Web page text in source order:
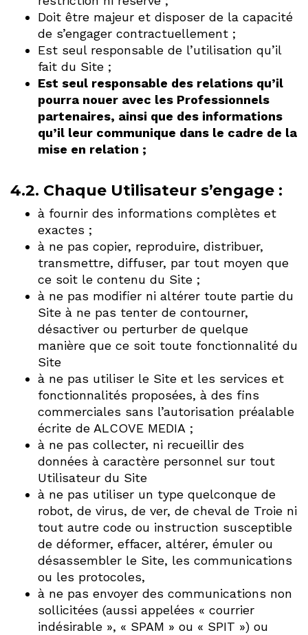
Doit être majeur et disposer de la capacité
de s’engager contractuellement ;
Est seul responsable de l’utilisation qu’il
fait du Site ;
Est seul responsable des relations qu’il
pourra nouer avec les Professionnels
partenaires, ainsi que des informations
qu’il leur communique dans le cadre de la
mise en relation ;
4.2. Chaque Utilisateur s’engage :
à fournir des informations complètes et
exactes ;
à ne pas copier, reproduire, distribuer,
transmettre, diffuser, par tout moyen que
ce soit le contenu du Site ;
à ne pas modifier ni altérer toute partie du
Site à ne pas tenter de contourner,
désactiver ou perturber de quelque
manière que ce soit toute fonctionnalité du
Site
à ne pas utiliser le Site et les services et
fonctionnalités proposées, à des fins
commerciales sans l’autorisation préalable
écrite de ALCOVE MEDIA ;
à ne pas collecter, ni recueillir des
données à caractère personnel sur tout
Utilisateur du Site
à ne pas utiliser un type quelconque de
robot, de virus, de ver, de cheval de Troie ni
tout autre code ou instruction susceptible
de déformer, effacer, altérer, émuler ou
désassembler le Site, les communications
ou les protocoles,
à ne pas envoyer des communications non
sollicitées (aussi appelées « courrier
indésirable », « SPAM » ou « SPIT ») ou